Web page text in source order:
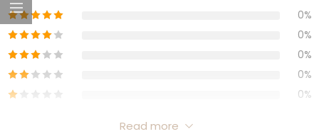
0%
0%
0%
0%
0%
Read more